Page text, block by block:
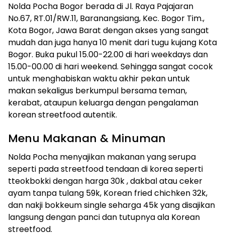
Nolda Pocha Bogor berada di Jl. Raya Pajajaran
No.67, RT.01/RW.11, Baranangsiang, Kec. Bogor Tim.,
Kota Bogor, Jawa Barat dengan akses yang sangat
mudah dan juga hanya 10 menit dari tugu kujang Kota
Bogor. Buka pukul 15.00-22.00 di hari weekdays dan
15.00-00.00 di hari weekend. Sehingga sangat cocok
untuk menghabiskan waktu akhir pekan untuk
makan sekaligus berkumpul bersama teman,
kerabat, ataupun keluarga dengan pengalaman
korean streetfood autentik.
Menu Makanan & Minuman
Nolda Pocha menyajikan makanan yang serupa
seperti pada streetfood tendaan di korea seperti
tteokbokki dengan harga 30k , dakbal atau ceker
ayam tanpa tulang 59k, Korean fried chichken 32k,
dan nakji bokkeum single seharga 45k yang disajikan
langsung dengan panci dan tutupnya ala Korean
streetfood.